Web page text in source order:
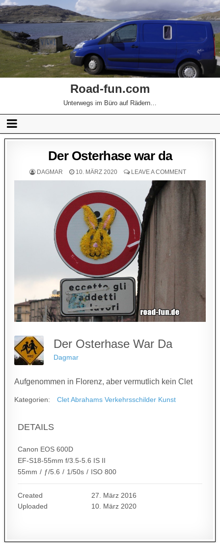
Road-fun.com
Unterwegs im Büro auf Rädern…
Der Osterhase war da
DAGMAR 10. MÄRZ 2020 LEAVE A COMMENT
Der Osterhase War Da
Dagmar
Aufgenommen in Florenz, aber vermutlich kein Clet
Kategorien: Clet Abrahams Verkehrsschilder Kunst
DETAILS
Canon EOS 600D
EF-S18-55mm f/3.5-5.6 IS II
55mm / ƒ/5.6 / 1/50s / ISO 800
Created
27. März 2016
Uploaded
10. März 2020